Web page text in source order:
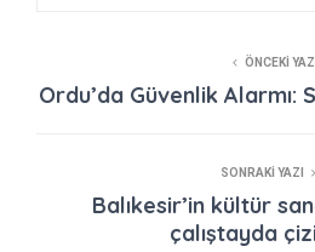
ÖNCEKI YAZI
Ordu’da Güvenlik Alarmı:
SONRAKI YAZI
Balıkesir’in kültür
çalıştayda